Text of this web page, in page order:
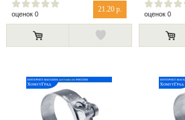
21.20 р.
оценок 0 оценок 0